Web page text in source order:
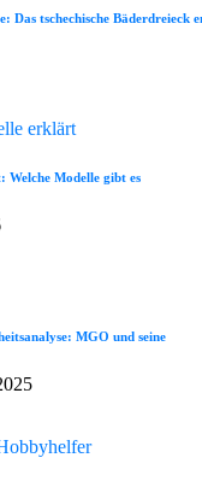
Das tschechische Bäderdreieck
Welche Modelle gibt es
MGO und seine